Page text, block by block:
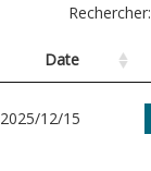
Rechercher:
Date
2025/12/15